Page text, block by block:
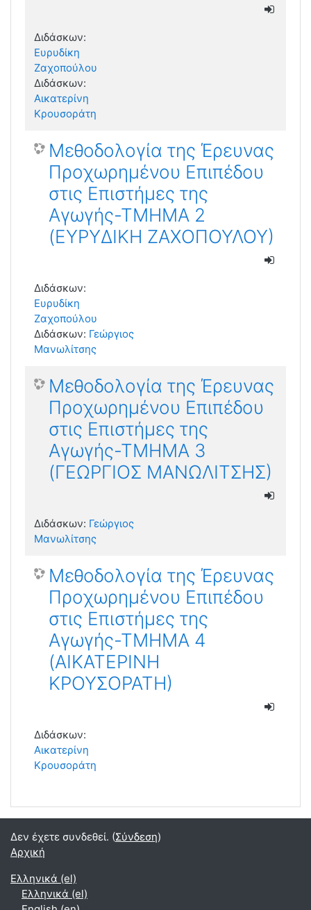
Διδάσκων:
Ευρυδίκη
Ζαχοπούλου
Διδάσκων:
Αικατερίνη
Κρουσοράτη
Μεθοδολογία της Έρευνας
Προχωρημένου Επιπέδου
στις Επιστήμες της
Αγωγής-ΤΜΗΜΑ 2
(ΕΥΡΥΔΙΚΗ ΖΑΧΟΠΟΥΛΟΥ)
Διδάσκων:
Ευρυδίκη
Ζαχοπούλου
Διδάσκων: Γεώργιος
Μανωλίτσης
Μεθοδολογία της Έρευνας
Προχωρημένου Επιπέδου
στις Επιστήμες της
Αγωγής-ΤΜΗΜΑ 3
(ΓΕΩΡΓΙΟΣ ΜΑΝΩΛΙΤΣΗΣ)
Διδάσκων: Γεώργιος
Μανωλίτσης
Μεθοδολογία της Έρευνας
Προχωρημένου Επιπέδου
στις Επιστήμες της
Αγωγής-ΤΜΗΜΑ 4
(ΑΙΚΑΤΕΡΙΝΗ
ΚΡΟΥΣΟΡΑΤΗ)
Διδάσκων:
Αικατερίνη
Κρουσοράτη
Δεν έχετε συνδεθεί. (Σύνδεση)
Αρχική
Ελληνικά ‎(el)‎
Ελληνικά ‎(el)‎